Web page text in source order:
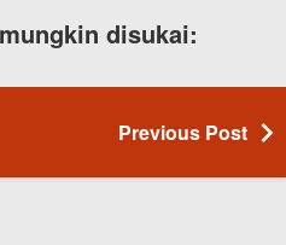
disukai:
Previous Post